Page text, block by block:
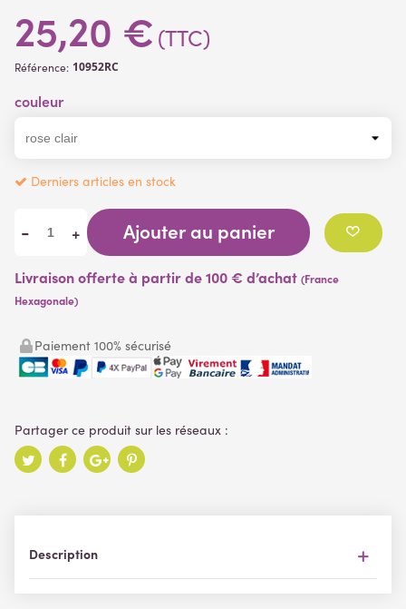
25,20 € (TTC)
Référence: 10952RC
couleur
Derniers articles en stock
- + Ajouter au panier
Livraison offerte à partir de 100 € d’achat (France
Hexagonale)
Paiement 100% sécurisé
Description